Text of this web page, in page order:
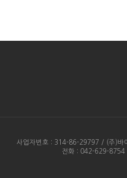
사업자번호 : 314-86-29797 / (주)바
전화 : 042-629-8754